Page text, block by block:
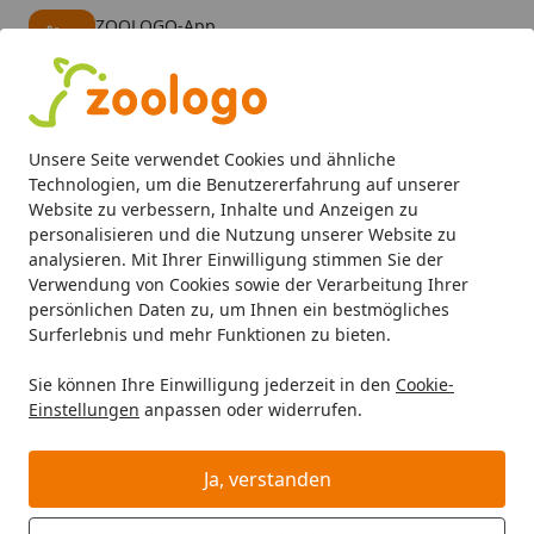
Unsere Seite verwendet Cookies und ähnliche
Technologien, um die Benutzererfahrung auf unserer
Website zu verbessern, Inhalte und Anzeigen zu
personalisieren und die Nutzung unserer Website zu
analysieren. Mit Ihrer Einwilligung stimmen Sie der
Verwendung von Cookies sowie der Verarbeitung Ihrer
persönlichen Daten zu, um Ihnen ein bestmögliches
Surferlebnis und mehr Funktionen zu bieten.
Sie können Ihre Einwilligung jederzeit in den Cookie-
Einstellungen anpassen oder widerrufen.
Ja, verstanden
ZOOLOGO-App
Alle Produkte
Mein Konto
Suchen
Startseite
Hund Hundefutter Trockenfutter Acana 6kg Dog Light
Acana 6kg Dog Light + Fit